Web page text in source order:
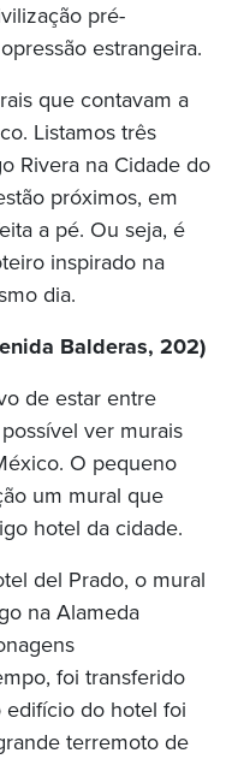
pré-
estrangeira.
que contavam a
Listamos três
Rivera na Cidade do
próximos, em
a pé. Ou seja, é
inspirado na
dia.
Balderas, 202)
de estar entre
ver murais
O pequeno
um mural que
hotel da cidade.
del Prado, o mural
na Alameda
foi transferido
edifício do hotel foi
terremoto de